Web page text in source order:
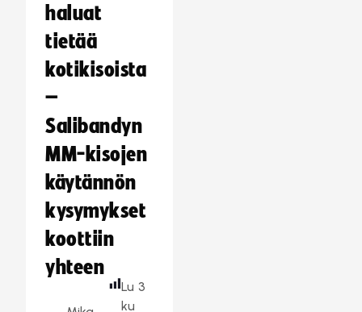
haluat
tietää
kotikisoista
–
Salibandyn
MM-kisojen
käytännön
kysymykset
koottiin
yhteen
Lu
ku
3